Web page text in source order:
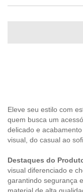
Eleve seu estilo com
quem busca um
delicado e
visual, do casual ao
Destaques do
visual diferenciado e
garantindo segurança